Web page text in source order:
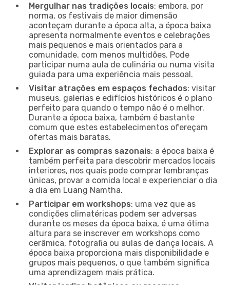
Mergulhar nas tradições locais: embora, por
norma, os festivais de maior dimensão
aconteçam durante a época alta, a época baixa
apresenta normalmente eventos e celebrações
mais pequenos e mais orientados para a
comunidade, com menos multidões. Pode
participar numa aula de culinária ou numa visita
guiada para uma experiência mais pessoal.
Visitar atrações em espaços fechados: visitar
museus, galerias e edifícios históricos é o plano
perfeito para quando o tempo não é o melhor.
Durante a época baixa, também é bastante
comum que estes estabelecimentos ofereçam
ofertas mais baratas.
Explorar as compras sazonais: a época baixa é
também perfeita para descobrir mercados locais
interiores, nos quais pode comprar lembranças
únicas, provar a comida local e experienciar o dia
a dia em Luang Namtha.
Participar em workshops: uma vez que as
condições climatéricas podem ser adversas
durante os meses da época baixa, é uma ótima
altura para se inscrever em workshops como
cerâmica, fotografia ou aulas de dança locais. A
época baixa proporciona mais disponibilidade e
grupos mais pequenos, o que também significa
uma aprendizagem mais prática.